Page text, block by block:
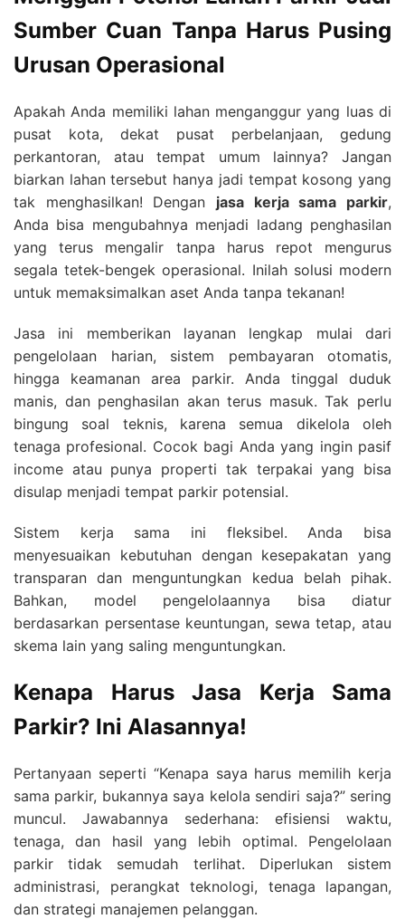
Sumber Cuan Tanpa Harus Pusing
Urusan Operasional
Apakah Anda memiliki lahan menganggur yang luas di
pusat kota, dekat pusat perbelanjaan, gedung
perkantoran, atau tempat umum lainnya? Jangan
biarkan lahan tersebut hanya jadi tempat kosong yang
tak menghasilkan! Dengan jasa kerja sama parkir,
Anda bisa mengubahnya menjadi ladang penghasilan
yang terus mengalir tanpa harus repot mengurus
segala tetek-bengek operasional. Inilah solusi modern
untuk memaksimalkan aset Anda tanpa tekanan!
Jasa ini memberikan layanan lengkap mulai dari
pengelolaan harian, sistem pembayaran otomatis,
hingga keamanan area parkir. Anda tinggal duduk
manis, dan penghasilan akan terus masuk. Tak perlu
bingung soal teknis, karena semua dikelola oleh
tenaga profesional. Cocok bagi Anda yang ingin pasif
income atau punya properti tak terpakai yang bisa
disulap menjadi tempat parkir potensial.
Sistem kerja sama ini fleksibel. Anda bisa
menyesuaikan kebutuhan dengan kesepakatan yang
transparan dan menguntungkan kedua belah pihak.
Bahkan, model pengelolaannya bisa diatur
berdasarkan persentase keuntungan, sewa tetap, atau
skema lain yang saling menguntungkan.
Kenapa Harus Jasa Kerja Sama
Parkir? Ini Alasannya!
Pertanyaan seperti “Kenapa saya harus memilih kerja
sama parkir, bukannya saya kelola sendiri saja?” sering
muncul. Jawabannya sederhana: efisiensi waktu,
tenaga, dan hasil yang lebih optimal. Pengelolaan
parkir tidak semudah terlihat. Diperlukan sistem
administrasi, perangkat teknologi, tenaga lapangan,
dan strategi manajemen pelanggan.